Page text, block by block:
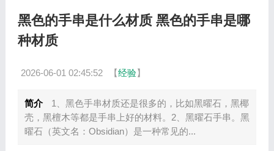
黑色的手串是什么材质 黑色的手串是哪
种材质
2026-06-01 02:45:52 【经验】
简介
1、黑色手串材质还是很多的，比如黑曜石，黑椰
壳，黑檀木等都是手串上好的材料。2、黑曜石手串。黑
曜石（英文名：Obsidian）是一种常见的...